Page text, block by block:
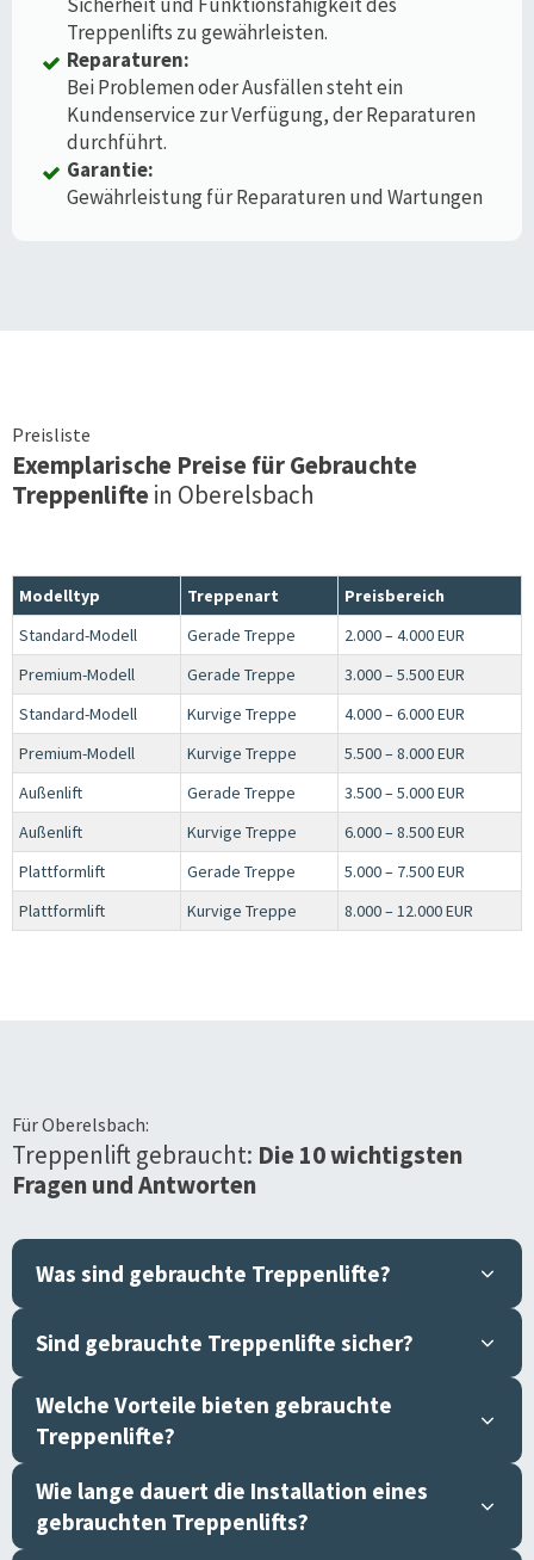
Treppenlifts zu gewährleisten.
Reparaturen:
Bei Problemen oder Ausfällen steht ein
Kundenservice zur Verfügung, der Reparaturen
durchführt.
Garantie:
Gewährleistung für Reparaturen und Wartungen
Preisliste
Exemplarische Preise für Gebrauchte
Treppenliftein Oberelsbach
Modelltyp Treppenart
Preisbereich
Standard-Modell
Gerade Treppe
2.000 – 4.000 EUR
Premium-Modell
Gerade Treppe
3.000 – 5.500 EUR
Standard-Modell
Kurvige Treppe
4.000 – 6.000 EUR
Premium-Modell
Kurvige Treppe
5.500 – 8.000 EUR
Außenlift
Gerade Treppe
3.500 – 5.000 EUR
Außenlift
Kurvige Treppe
6.000 – 8.500 EUR
Plattformlift
Gerade Treppe
5.000 – 7.500 EUR
Plattformlift
Kurvige Treppe 8.000 – 12.000 EUR
FürOberelsbach:
Treppenlift gebraucht: Die 10 wichtigsten
Fragen und Antworten
Was sind gebrauchte Treppenlifte?
Sind gebrauchte Treppenlifte sicher?
Welche Vorteile bieten gebrauchte
Treppenlifte?
Wie lange dauert die Installation eines
gebrauchten Treppenlifts?